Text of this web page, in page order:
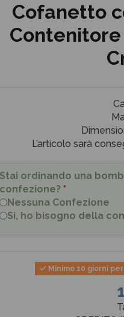
Cofanetto
L’articolo sarà
Stai ordinando una
confezione? *
Nessuna Confezione
Si, ho bisogno della
Minimo 10 giorni